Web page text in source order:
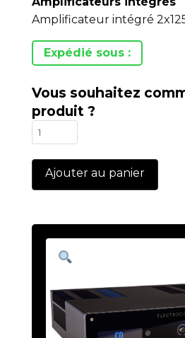
Amplificateur intégré
Expédié sous :
Vous souhaitez
produit ?
quantité
de
ECI6-
MK2
Ajouter au panier